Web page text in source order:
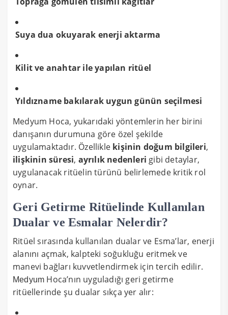
Suya dua okuyarak enerji aktarma
Kilit ve anahtar ile yapılan ritüel
Yıldızname bakılarak uygun günün seçilmesi
Medyum Hoca, yukarıdaki yöntemlerin her birini
danışanın durumuna göre özel şekilde
uygulamaktadır. Özellikle kişinin doğum bilgileri,
ilişkinin süresi, ayrılık nedenleri gibi detaylar,
uygulanacak ritüelin türünü belirlemede kritik rol
oynar.
Geri Getirme Ritüelinde Kullanılan
Dualar ve Esmalar Nelerdir?
Ritüel sırasında kullanılan dualar ve Esma’lar, enerji
alanını açmak, kalpteki soğukluğu eritmek ve
manevi bağları kuvvetlendirmek için tercih edilir.
Medyum Hoca’nın uyguladığı geri getirme
ritüellerinde şu dualar sıkça yer alır: